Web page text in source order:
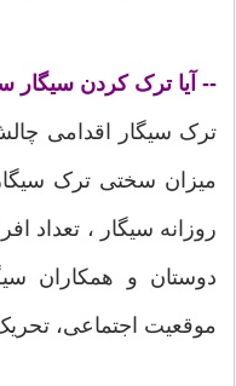
-- آیا ترک کردن
ترک سیگار اقدامی
میزان سختی ترک
روزانه سیگار ، تعداد
دوستان و همکاران
موقعیت اجتماعی،